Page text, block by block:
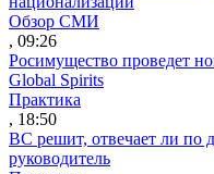
Обзор СМИ
, 09:26
Росимущество проведет
Global Spirits
Практика
, 18:50
ВС решит, отвечает ли по
руководитель